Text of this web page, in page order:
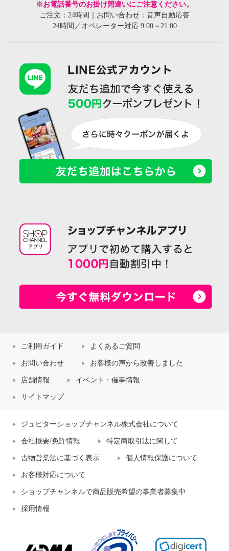
※お電話番号のお掛け間違いにご注意ください。
ご注文：24時間｜お問い合わせ：音声自動応答
24時間／オペレーター対応 9:00～21:00
ご利用ガイド よくあるご質問
お問い合わせ お客様の声から改善しました
店舗情報 イベント・催事情報
サイトマップ
ジュピターショップチャンネル株式会社について
会社概要/免許情報 特定商取引法に関して
古物営業法に基づく表示 個人情報保護について
お客様対応について
ショップチャンネルで商品販売希望の事業者募集中
採用情報